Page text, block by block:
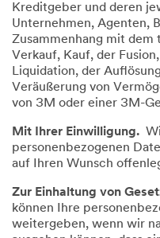
Kreditgeber und deren
Unternehmen, Agenten,
Zusammenhang mit dem
Verkauf, Kauf, der
Liquidation, der
Veräußerung von
von 3M oder einer 3M-
Mit Ihrer Einwilligung.
personenbezogenen
auf Ihren Wunsch
Zur Einhaltung von
können Ihre
weitergeben, wenn wir